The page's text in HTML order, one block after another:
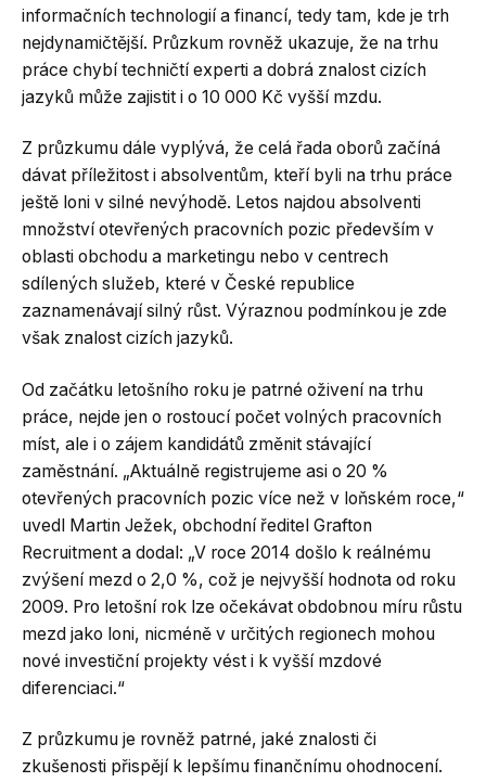
informačních technologií a financí, tedy tam, kde je trh
nejdynamičtější. Průzkum rovněž ukazuje, že na trhu
práce chybí techničtí experti a dobrá znalost cizích
jazyků může zajistit i o 10 000 Kč vyšší mzdu.
Z průzkumu dále vyplývá, že celá řada oborů začíná
dávat příležitost i absolventům, kteří byli na trhu práce
ještě loni v silné nevýhodě. Letos najdou absolventi
množství otevřených pracovních pozic především v
oblasti obchodu a marketingu nebo v centrech
sdílených služeb, které v České republice
zaznamenávají silný růst. Výraznou podmínkou je zde
však znalost cizích jazyků.
Od začátku letošního roku je patrné oživení na trhu
práce, nejde jen o rostoucí počet volných pracovních
míst, ale i o zájem kandidátů změnit stávající
zaměstnání. „Aktuálně registrujeme asi o 20 %
otevřených pracovních pozic více než v loňském roce,“
uvedl Martin Ježek, obchodní ředitel Grafton
Recruitment a dodal: „V roce 2014 došlo k reálnému
zvýšení mezd o 2,0 %, což je nejvyšší hodnota od roku
2009. Pro letošní rok lze očekávat obdobnou míru růstu
mezd jako loni, nicméně v určitých regionech mohou
nové investiční projekty vést i k vyšší mzdové
diferenciaci.“
Z průzkumu je rovněž patrné, jaké znalosti či
zkušenosti přispějí k lepšímu finančnímu ohodnocení.